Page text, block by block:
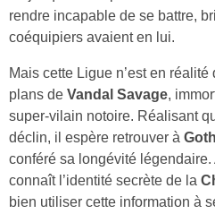
rendre incapable de se battre,
coéquipiers avaient en lui.
Mais cette Ligue n’est en réalité
plans de Vandal Savage,
super‑vilain notoire. Réalisant
déclin, il espère retrouver à
conféré sa longévité légendaire.
connaît l’identité secrète de la
bien utiliser cette information à